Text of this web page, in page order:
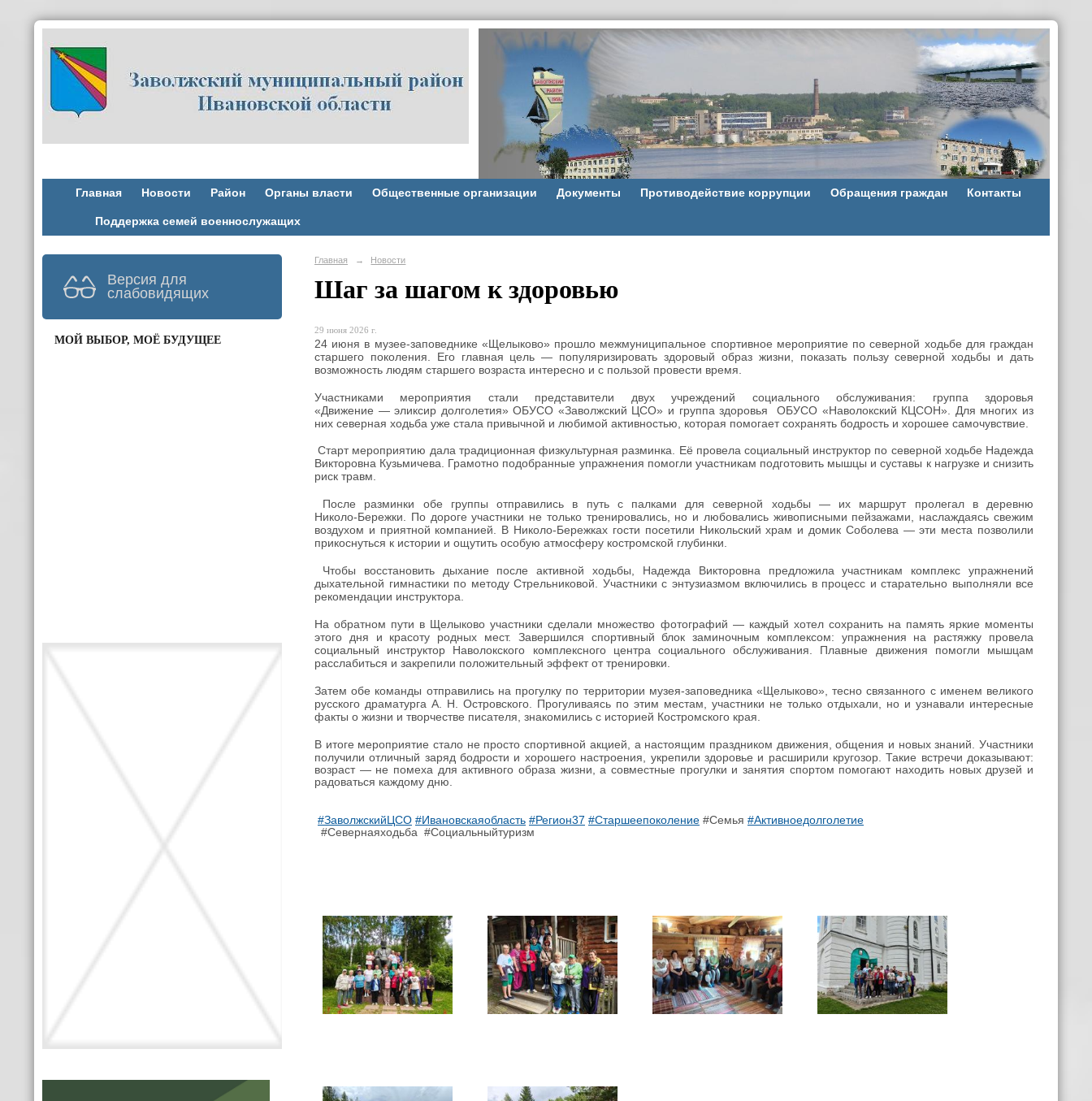
Главная Новости Район Органы власти Общественные организации Документы Противодействие коррупции Обращения граждан Контакты
Поддержка семей военнослужащих
Версия для
слабовидящих
МОЙ ВЫБОР, МОЁ БУДУЩЕЕ
Главная → Новости
Шаг за шагом к здоровью
29 июня 2026 г.
24 июня в музее‑заповеднике «Щелыково» прошло межмуниципальное спортивное мероприятие по северной ходьбе для граждан
старшего поколения. Его главная цель — популяризировать здоровый образ жизни, показать пользу северной ходьбы и дать
возможность людям старшего возраста интересно и с пользой провести время.
Участниками мероприятия стали представители двух учреждений социального обслуживания: группа здоровья
«Движение — эликсир долголетия» ОБУСО «Заволжский ЦСО» и группа здоровья ОБУСО «Наволокский КЦСОН». Для многих из
них северная ходьба уже стала привычной и любимой активностью, которая помогает сохранять бодрость и хорошее самочувствие.
Старт мероприятию дала традиционная физкультурная разминка. Её провела социальный инструктор по северной ходьбе Надежда
Викторовна Кузьмичева. Грамотно подобранные упражнения помогли участникам подготовить мышцы и суставы к нагрузке и снизить
риск травм.
После разминки обе группы отправились в путь с палками для северной ходьбы — их маршрут пролегал в деревню
Николо‑Бережки. По дороге участники не только тренировались, но и любовались живописными пейзажами, наслаждаясь свежим
воздухом и приятной компанией. В Николо‑Бережках гости посетили Никольский храм и домик Соболева — эти места позволили
прикоснуться к истории и ощутить особую атмосферу костромской глубинки.
Чтобы восстановить дыхание после активной ходьбы, Надежда Викторовна предложила участникам комплекс упражнений
дыхательной гимнастики по методу Стрельниковой. Участники с энтузиазмом включились в процесс и старательно выполняли все
рекомендации инструктора.
На обратном пути в Щелыково участники сделали множество фотографий — каждый хотел сохранить на память яркие моменты
этого дня и красоту родных мест. Завершился спортивный блок заминочным комплексом: упражнения на растяжку провела
социальный инструктор Наволокского комплексного центра социального обслуживания. Плавные движения помогли мышцам
расслабиться и закрепили положительный эффект от тренировки.
Затем обе команды отправились на прогулку по территории музея‑заповедника «Щелыково», тесно связанного с именем великого
русского драматурга А. Н. Островского. Прогуливаясь по этим местам, участники не только отдыхали, но и узнавали интересные
факты о жизни и творчестве писателя, знакомились с историей Костромского края.
В итоге мероприятие стало не просто спортивной акцией, а настоящим праздником движения, общения и новых знаний. Участники
получили отличный заряд бодрости и хорошего настроения, укрепили здоровье и расширили кругозор. Такие встречи доказывают:
возраст — не помеха для активного образа жизни, а совместные прогулки и занятия спортом помогают находить новых друзей и
радоваться каждому дню.
#ЗаволжскийЦСО #Ивановскаяобласть #Регион37 #Старшеепоколение #Семья #Активноедолголетие
#Севернаяходьба #Социальныйтуризм